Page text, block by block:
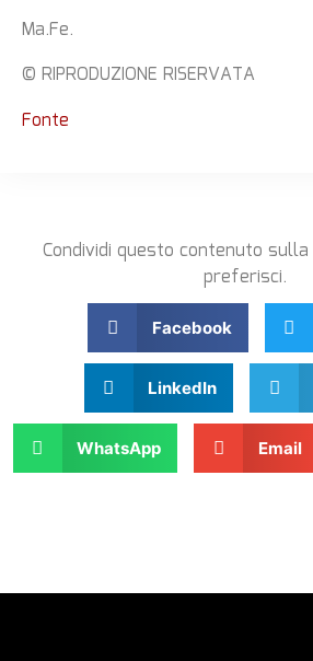
Ma.Fe.
© RIPRODUZIONE RISERVATA
Fonte
Condividi questo contenuto
preferisci.
Facebook
LinkedIn
WhatsApp Email